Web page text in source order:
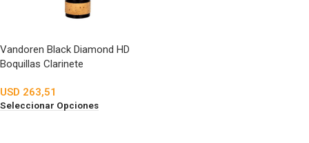
Vandoren Black Diamond HD
Boquillas Clarinete
USD 263,51
Seleccionar Opciones